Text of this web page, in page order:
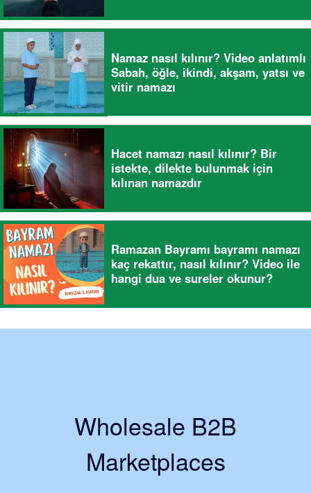
Namaz nasıl kılınır? Video anlatımlı
Sabah, öğle, ikindi, akşam, yatsı ve
vitir namazı
Hacet namazı nasıl kılınır? Bir
istekte, dilekte bulunmak için
kılınan namazdır
Ramazan Bayramı bayramı namazı
kaç rekattır, nasıl kılınır? Video ile
hangi dua ve sureler okunur?
Wholesale B2B
Marketplaces